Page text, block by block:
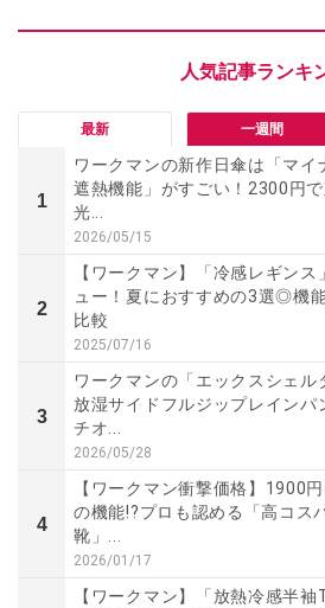
最新 一週間
1
ワークマンの新作日傘は「マ
遮熱機能」がすごい！2300円
光...
2026/05/15
2
【ワークマン】「冷感レギンス
ュー！夏におすすめの3選◎機
比較
2025/07/16
3
ワークマンの「エックスシェ
放湿サイドフルジップレインパ
チオ...
2026/05/28
4
【ワークマン衝撃価格】1900
の機能!?プロも認める「高コス
靴」...
2026/01/17
【ワークマン】「放熱冷感半袖